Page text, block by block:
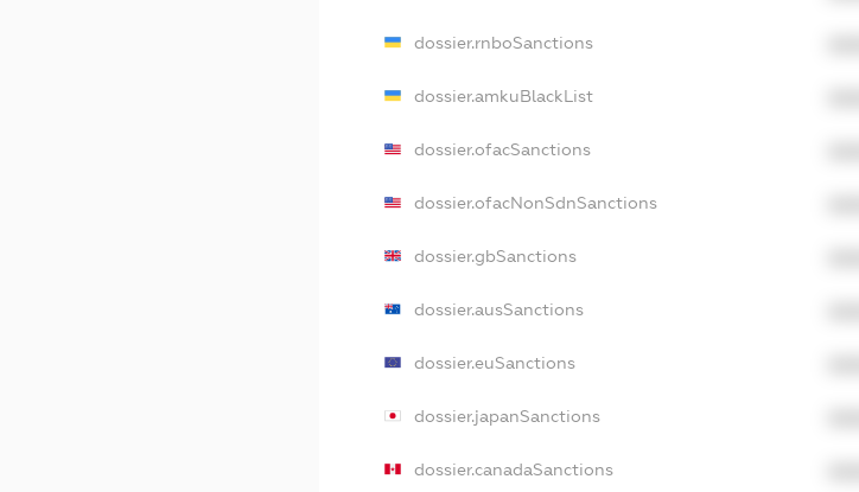
dossier.rnboSanctions
dossier.amkuBlackList
dossier.ofacSanctions
dossier.ofacNonSdnSanctions
dossier.gbSanctions
dossier.ausSanctions
dossier.euSanctions
dossier.japanSanctions
dossier.canadaSanctions